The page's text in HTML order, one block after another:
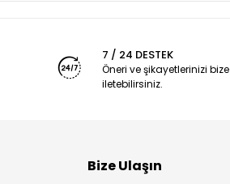
7 / 24 DESTEK
Öneri ve şikayetlerinizi bize
iletebilirsiniz.
Bize Ulaşın